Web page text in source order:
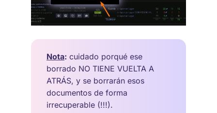
Nota: cuidado porqué ese
borrado NO TIENE VUELTA A
ATRÁS, y se borrarán esos
documentos de forma
irrecuperable (!!!).